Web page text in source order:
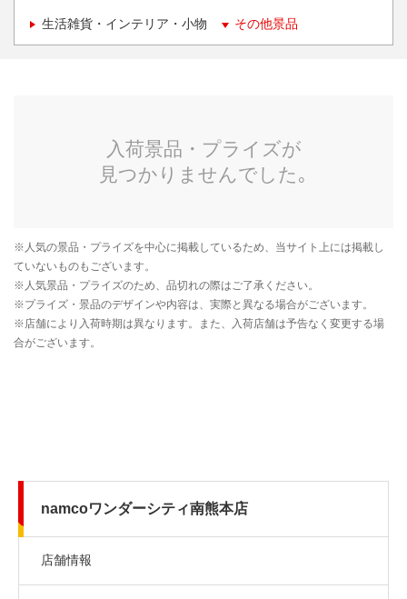
生活雑貨・インテリア・小物 その他景品
namcoワンダーシティ南熊本店
店舗情報